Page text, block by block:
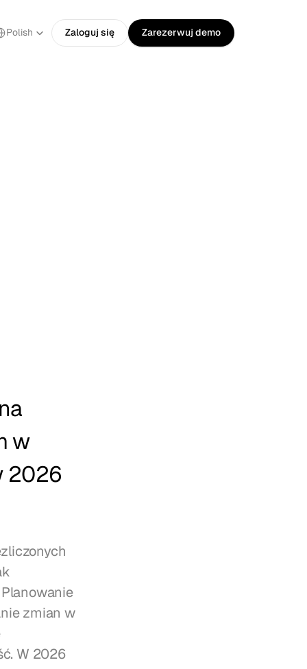
Polish Zaloguj się Zarezerwuj demo
w
2026
zmian w
W 2026